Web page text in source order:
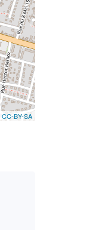
CC-BY-SA